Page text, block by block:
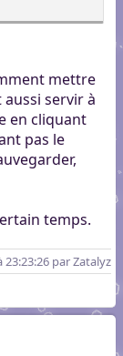
mettre
servir à
en cliquant
pas le
temps.
23:23:26 par Zatalyz